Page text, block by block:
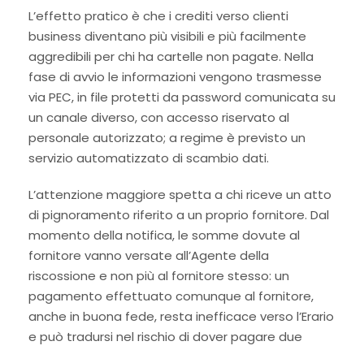
L’effetto pratico è che i crediti verso clienti
business diventano più visibili e più facilmente
aggredibili per chi ha cartelle non pagate. Nella
fase di avvio le informazioni vengono trasmesse
via PEC, in file protetti da password comunicata su
un canale diverso, con accesso riservato al
personale autorizzato; a regime è previsto un
servizio automatizzato di scambio dati.
L’attenzione maggiore spetta a chi riceve un atto
di pignoramento riferito a un proprio fornitore. Dal
momento della notifica, le somme dovute al
fornitore vanno versate all’Agente della
riscossione e non più al fornitore stesso: un
pagamento effettuato comunque al fornitore,
anche in buona fede, resta inefficace verso l’Erario
e può tradursi nel rischio di dover pagare due